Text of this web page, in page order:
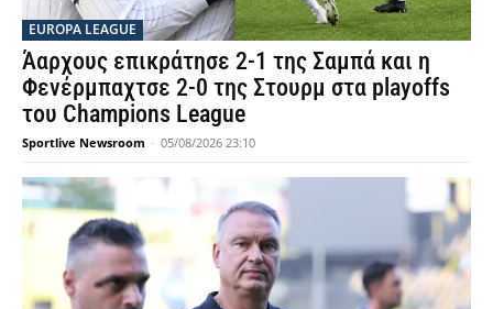
EUROPA LEAGUE
Άαρχους επικράτησε 2-1 της Σαμπά και η
Φενέρμπαχτσε 2-0 της Στουρμ στα playoffs
του Champions League
Sportlive Newsroom - 05/08/2026 23:10